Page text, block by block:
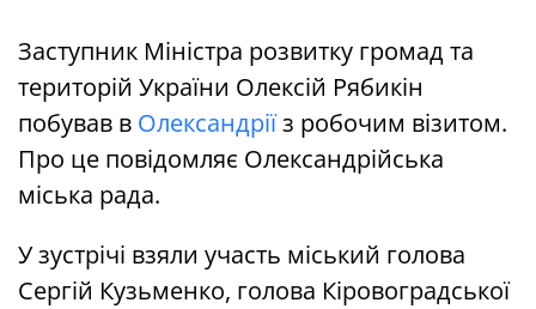
Заступник Міністра розвитку громад та
територій України Олексій Рябикін
побував в Олександріїз робочим візитом.
Про це повідомляє Олександрійська
міська рада.
У зустрічі взяли участь міський голова
Сергій Кузьменко, голова Кіровоградської